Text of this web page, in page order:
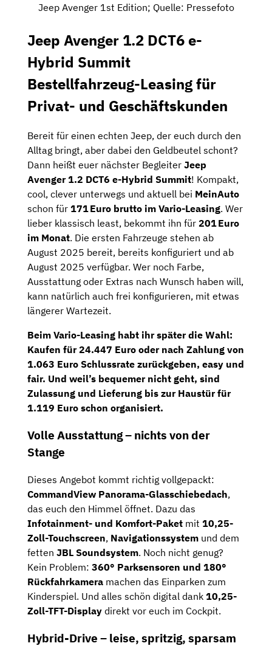
Jeep Avenger 1st Edition; Quelle: Pressefoto
Jeep Avenger 1.2 DCT6 e-
Hybrid Summit
Bestellfahrzeug-Leasing für
Privat- und Geschäftskunden
Bereit für einen echten Jeep, der euch durch den
Alltag bringt, aber dabei den Geldbeutel schont?
Dann heißt euer nächster Begleiter Jeep
Avenger1.2 DCT6 e-Hybrid Summit! Kompakt,
cool, clever unterwegs und aktuell bei MeinAuto
schon für 171 Euro brutto im Vario-Leasing. Wer
lieber klassisch least, bekommt ihn für 201 Euro
im Monat. Die ersten Fahrzeuge stehen ab
August 2025 bereit, bereits konfiguriert und ab
August 2025 verfügbar. Wer noch Farbe,
Ausstattung oder Extras nach Wunsch haben will,
kann natürlich auch frei konfigurieren, mit etwas
längerer Wartezeit.
Beim Vario-Leasing habt ihrspäterdie Wahl:
Kaufen für24.447 Euro oder nach Zahlung von
1.063 Euro Schlussrate zurückgeben, easy und
fair. Und weil’s bequemer nicht geht, sind
Zulassung und Lieferung bis zur Haustürfür
1.119 Euro schon organisiert.
Volle Ausstattung – nichts vonder
Stange
Dieses Angebot kommt richtig vollgepackt:
CommandView Panorama-Glasschiebedach,
das euch den Himmel öffnet. Dazu das
Infotainment- und Komfort-Paket mit 10,25-
Zoll-Touchscreen, Navigationssystem und dem
fetten JBL Soundsystem. Noch nicht genug?
Kein Problem: 360° Parksensoren und 180°
Rückfahrkamera machen das Einparken zum
Kinderspiel. Und alles schön digital dank 10,25-
Zoll-TFT-Display direkt vor euch im Cockpit.
Hybrid-Drive – leise, spritzig, sparsam